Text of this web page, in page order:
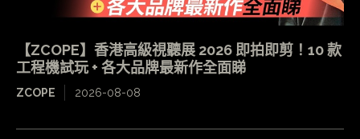
【ZCOPE】香港高級視聽展 2026 即拍即剪！10 款
工程機試玩 + 各大品牌最新作全面睇
ZCOPE 2026-08-08